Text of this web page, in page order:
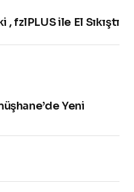
, fzlPLUS ile El Sıkıştı
Yeni